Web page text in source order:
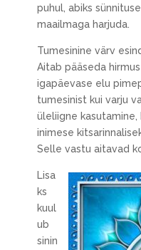
puhul, abiks
maailmaga harjuda.
Tumesinine värv
Aitab pääseda
igapäevase elu
tumesinist kui varju
üleliigne
inimese
Selle vastu aitavad
Lisa
ks
kuul
ub
sinin